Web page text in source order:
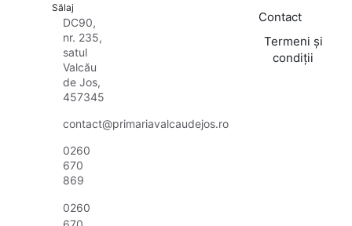
Sălaj
DC90,
nr. 235,
satul
Valcău
de Jos,
457345
contact@primariavalcaudejos.ro
0260
670
869
0260
Contact
Termeni și
condiții